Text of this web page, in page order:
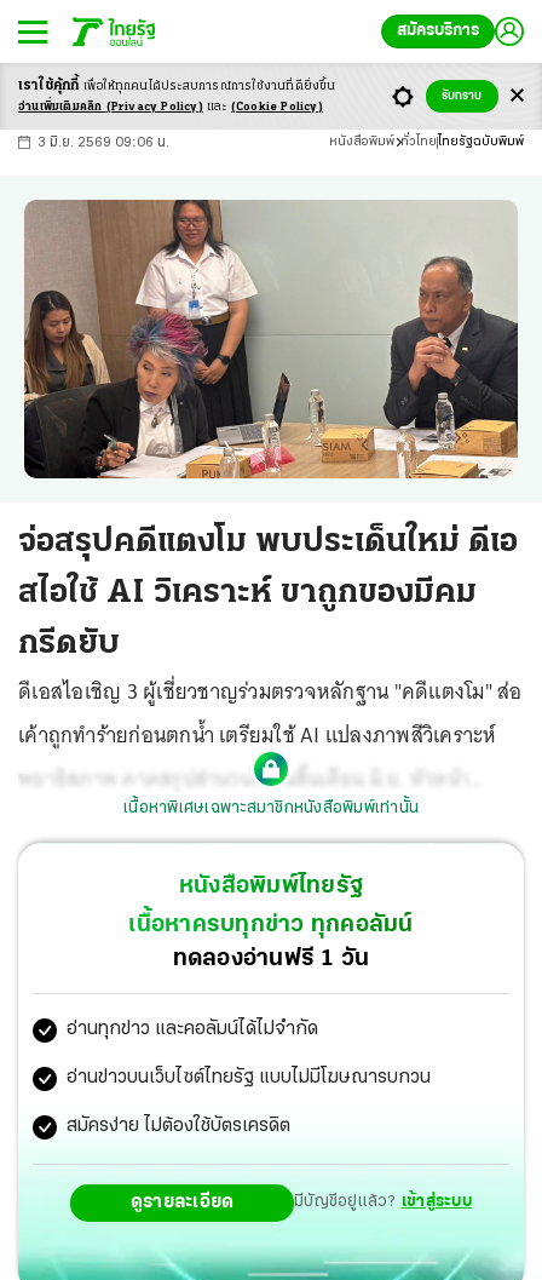
สมัครบริการ
-ก ก ก+
3 มิ.ย. 2569 09:06 น. หนังสือพิมพ์ ทั่วไทย ไทยรัฐฉบับพิมพ์
จ่อสรุปคดีแตงโม พบประเด็นใหม่ ดีเอ
สไอใช้ AI วิเคราะห์ ขาถูกของมีคม
กรีดยับ
ดีเอสไอเชิญ 3 ผู้เชี่ยวชาญร่วมตรวจหลักฐาน "คดีแตงโม" ส่อ
เค้าถูกทำร้ายก่อนตกน้ำ เตรียมใช้ AI แปลงภาพสีวิเคราะห์
พยาธิสภาพ คาดสรุปสำนวนได้ในสิ้นเดือน มิ.ย. หัวหน้า
พนักงานสืบสวนเผยเป้าหมายหลักคือพิสูจน์ว่ามีกลุ่มบุคคล
หรือเจ้าหน้าที่รัฐร่วมกันบิดเบือนกระบวนการยุติธรรมช่วย
เหลือผู้กระทำความผิดหรือไม่ หากพบจะส่งต่อให้ ป.ป.ช.
ไต่สวนทันที ขณะที่หมอพรทิพย์ชี้ภาพแผล “แตงโม” จาก
สำนวนศาลเยอะเกินไปและไม่เข้ากับใบพัดเรือ คาดเกิดจาก
ของมีคมมากกว่า ตั้งข้อสังเกตว่าอาจเป็นการบาดเจ็บจากการ
ต่อสู้หรือถูกทำร้ายก่อนเสียชีวิต
เนื้อหาพิเศษเฉพาะสมาชิกหนังสือพิมพ์เท่านั้น
หนังสือพิมพ์ไทยรัฐ
เนื้อหาครบทุกข่าว ทุกคอลัมน์
ทดลองอ่านฟรี 1 วัน
อ่านทุกข่าว และคอลัมน์ได้ไม่จำกัด
อ่านข่าวบนเว็บไซต์ไทยรัฐ แบบไม่มีโฆษณารบกวน
สมัครง่าย ไม่ต้องใช้บัตรเครดิต
ดูรายละเอียด มีบัญชีอยู่แล้ว? เข้าสู่ระบบ
เราใช้คุ้กกี้ เพื่อให้ทุกคนได้ประสบการณ์การใช้งานที่ดียิ่งขึ้น
อ่านเพิ่มเติมคลิก (Privacy Policy) และ (Cookie Policy)
รับทราบ